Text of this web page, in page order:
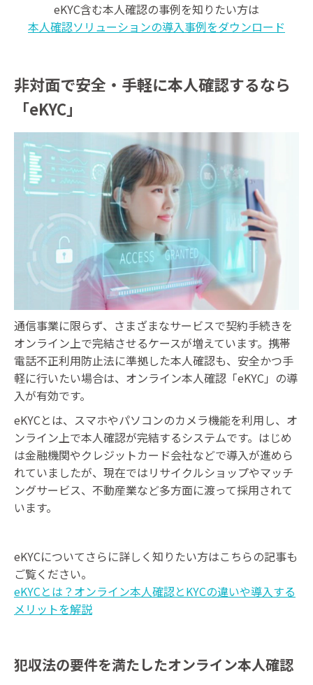
eKYC含む本人確認の事例を知りたい方は
本人確認ソリューションの導入事例をダウンロード
非対面で安全・手軽に本人確認するなら
「eKYC」
通信事業に限らず、さまざまなサービスで契約手続きを
オンライン上で完結させるケースが増えています。携帯
電話不正利用防止法に準拠した本人確認も、安全かつ手
軽に行いたい場合は、オンライン本人確認「eKYC」の導
入が有効です。
eKYCとは、スマホやパソコンのカメラ機能を利用し、オ
ンライン上で本人確認が完結するシステムです。はじめ
は金融機関やクレジットカード会社などで導入が進めら
れていましたが、現在ではリサイクルショップやマッチ
ングサービス、不動産業など多方面に渡って採用されて
います。
eKYCについてさらに詳しく知りたい方はこちらの記事も
ご覧ください。
eKYCとは？オンライン本人確認とKYCの違いや導入する
メリットを解説
犯収法の要件を満たしたオンライン本人確認